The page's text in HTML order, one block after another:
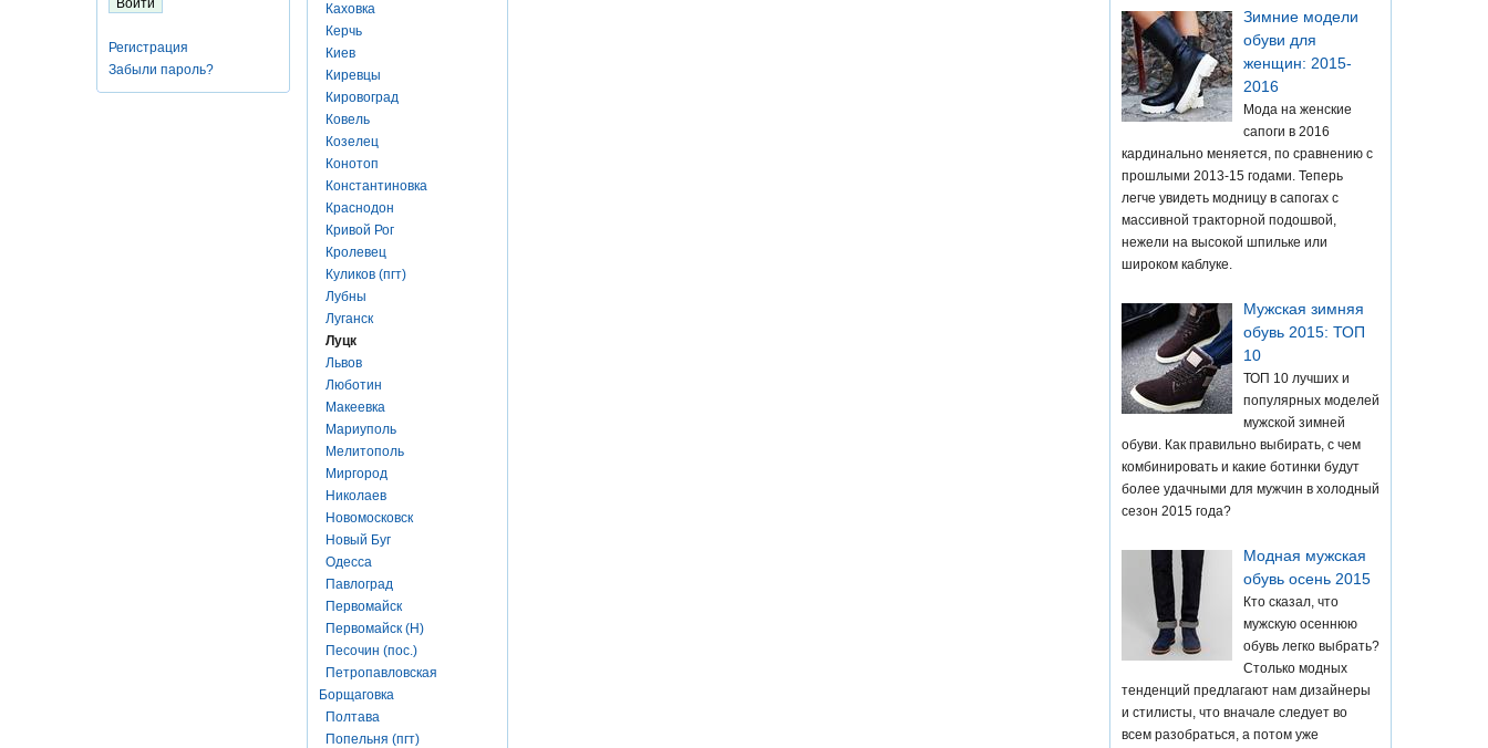
Регистрация
Забыли пароль?
Каховка
Керчь
Киев
Киревцы
Кировоград
Ковель
Козелец
Конотоп
Константиновка
Краснодон
Кривой Рог
Кролевец
Куликов (пгт)
Лубны
Луганск
Луцк
Львов
Люботин
Макеевка
Мариуполь
Мелитополь
Миргород
Николаев
Новомосковск
Новый Буг
Одесса
Павлоград
Первомайск
Первомайск (Н)
Песочин (пос.)
Петропавловская
Борщаговка
Полтава
Попельня (пгт)
Зимние модели
обуви для
женщин: 2015-
2016
Мода на женские
сапоги в 2016
кардинально меняется, по сравнению с
прошлыми 2013-15 годами. Теперь
легче увидеть модницу в сапогах с
массивной тракторной подошвой,
нежели на высокой шпильке или
широком каблуке.
Мужская зимняя
обувь 2015: ТОП
10
ТОП 10 лучших и
популярных моделей
мужской зимней
обуви. Как правильно выбирать, с чем
комбинировать и какие ботинки будут
более удачными для мужчин в холодный
сезон 2015 года?
Модная мужская
обувь осень 2015
Кто сказал, что
мужскую осеннюю
обувь легко выбрать?
Столько модных
тенденций предлагают нам дизайнеры
и стилисты, что вначале следует во
всем разобраться, а потом уже